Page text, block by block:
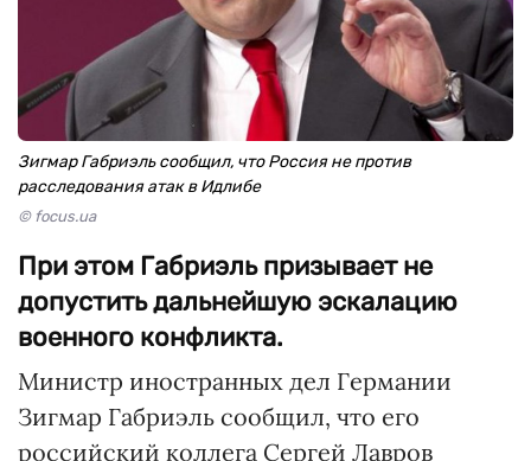
Зигмар Габриэль сообщил, что Россия не против
расследования атак в Идлибе
© focus.ua
При этом Габриэль призывает не
допустить дальнейшую эскалацию
военного конфликта.
Министр иностранных дел Германии
Зигмар Габриэль сообщил, что его
российский коллега Сергей Лавров